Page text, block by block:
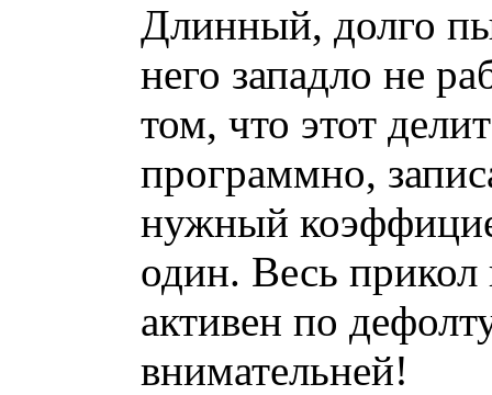
Длинный, долго
него западло не
том, что этот
программно,
нужный
один. Весь
активен по
внимательней!